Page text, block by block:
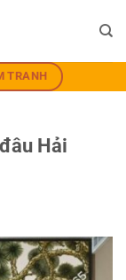
TRANH
Hải